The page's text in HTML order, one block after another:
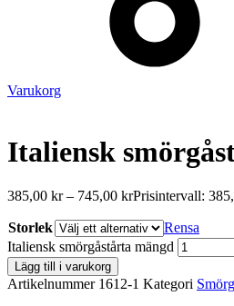
Varukorg
Italiensk
385,00 kr – 745,00 krPrisintervall:
Storlek
Rensa
Italiensk smörgåstårta mängd
Lägg till i varukorg
Artikelnummer 1612-1 Kategori